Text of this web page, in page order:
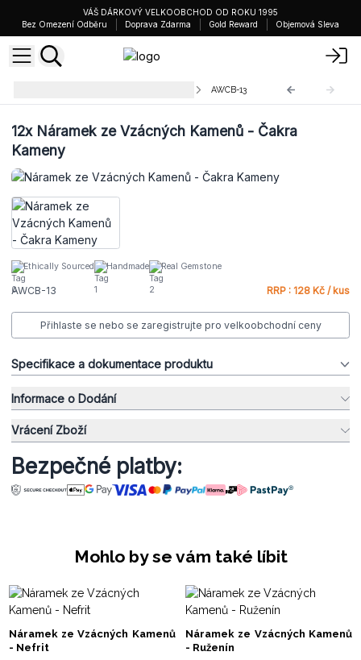
VÁŠ DÁRKOVÝ VELKOOBCHOD OD ROKU 1995
Bez Omezení Odběru
Doprava Zdarma Gold Reward Objemová Sleva
AWCB-13
12xNáramek ze Vzácných Kamenů - Čakra
Kameny
Ethically Sourced Handmade Real Gemstone
AWCB-13 RRP : 128 Kč / kus
Přihlaste se nebo se zaregistrujte pro velkoobchodní ceny
Specifikace a dokumentace produktu
Informace o Dodání
Vrácení Zboží
Bezpečné platby:
Mohlo by se vám také líbit
Náramek ze Vzácných Kamenů
- Nefrit
Náramek ze Vzácných Kamenů
- Ruženín